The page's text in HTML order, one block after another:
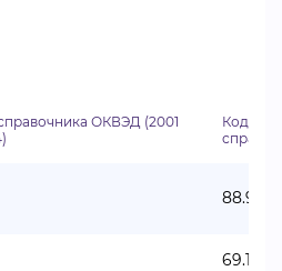
ОКВЭД (2001
Код по
88.99
69.10